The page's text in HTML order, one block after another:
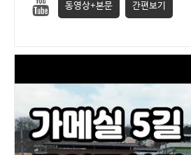
동영상+본문 간편보기